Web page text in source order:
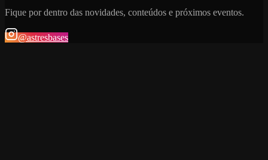
Fique por dentro das novidades, conteúdos e próximos eventos.
@astresbases